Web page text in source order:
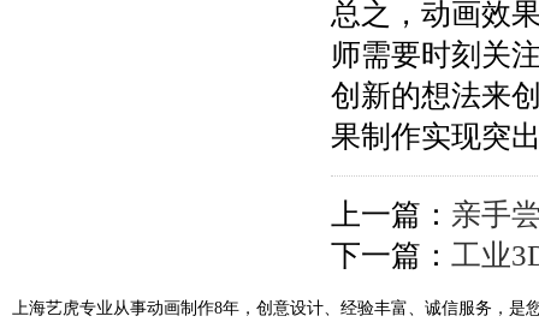
总之，动画效
师需要时刻关
创新的想法来
果制作实现突
上一篇： 亲手
下一篇： 工业
上海艺虎专业从事动画制作8年，创意设计、经验丰富、诚信服务，是